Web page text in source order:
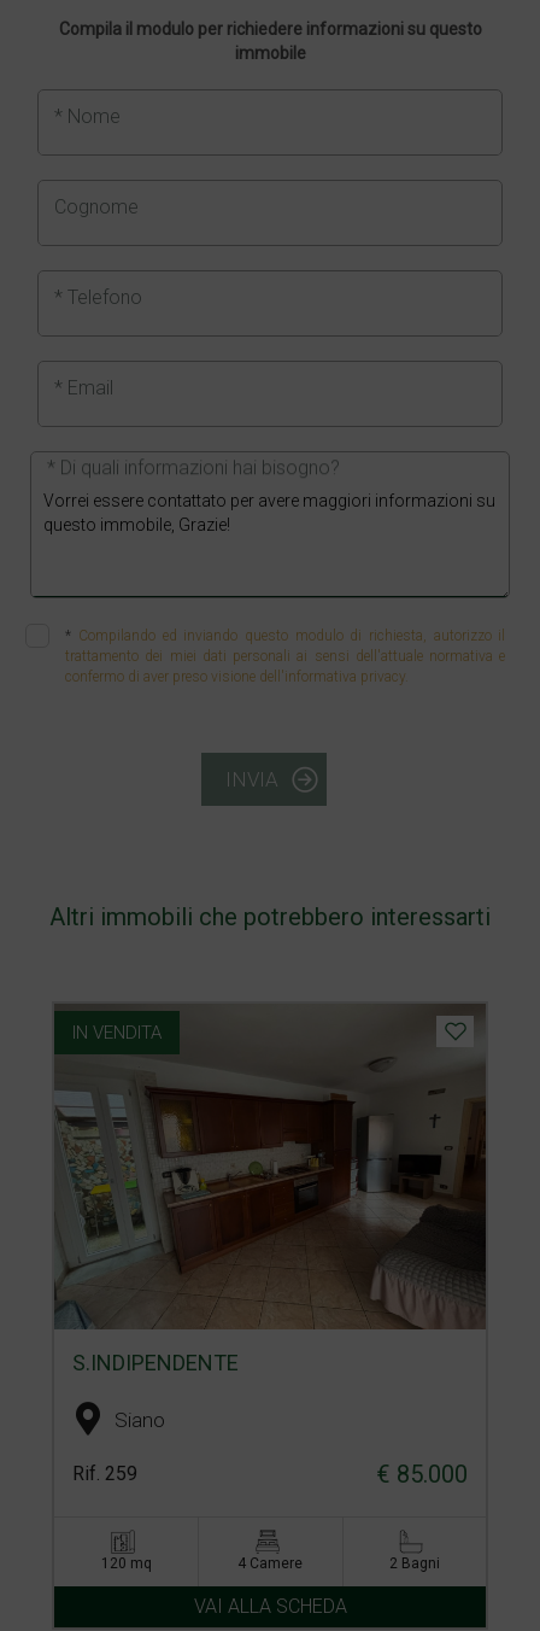
Compila il modulo per richiedere informazioni su questo
immobile
* Nome
Cognome
* Telefono
* Email
* Di quali informazioni hai bisogno?
* Compilando ed inviando questo modulo di richiesta, autorizzo il
trattamento dei miei dati personali ai sensi dell'attuale normativa e
confermo di aver preso visione dell'informativa privacy.
INVIA
Altri immobili che potrebbero interessarti
IN VENDITA
S.INDIPENDENTE
Siano
Rif. 259 € 85.000
120 mq 4 Camere 2 Bagni
VAI ALLA SCHEDA